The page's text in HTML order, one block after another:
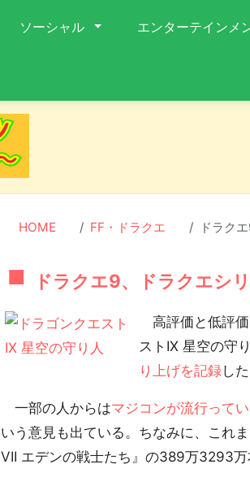
ソーシャル エンターテインメ
HOME FF・ドラクエ ドラク
ドラクエ9、ドラクエシ
高評価と低評価
ストIX 星空の守
り上げを記録した
一部の人からはマジコンが流行って
いう意見も出ている。ちなみに、これ
VII エデンの戦士たち』の389万3293万